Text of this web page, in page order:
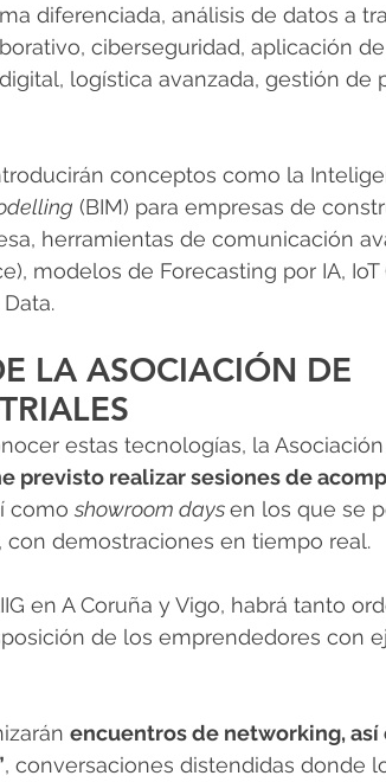
diferenciada, análisis de datos a
ciberseguridad, aplicación
logística avanzada, gestión de
conceptos como la
(BIM) para empresas de
herramientas de comunicación
modelos de Forecasting por IA,
LA ASOCIACIÓN DE
estas tecnologías, la
previsto realizar sesiones de
como showroom days en los que se
demostraciones en tiempo real.
en A Coruña y Vigo, habrá tanto
de los emprendedores con
encuentros de networking, así
, conversaciones distendidas donde